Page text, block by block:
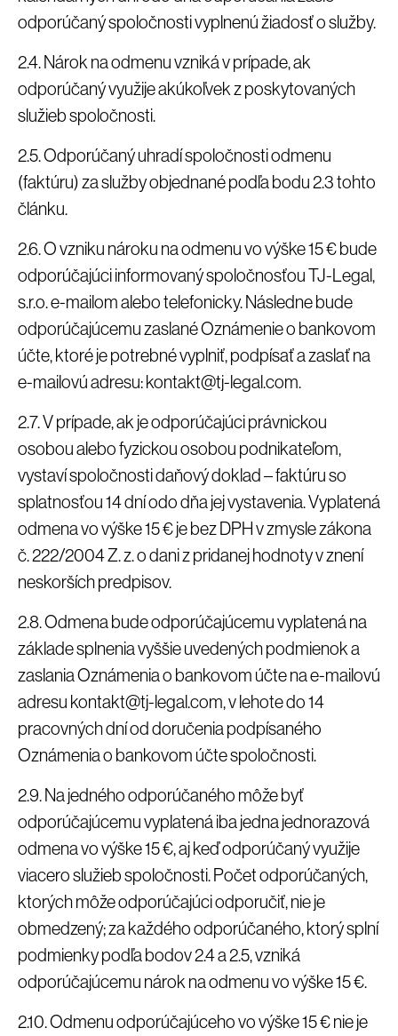
odporúčaný spoločnosti vyplnenú žiadosť o služby.
2.4. Nárok na odmenu vzniká v prípade, ak
odporúčaný využije akúkoľvek z poskytovaných
služieb spoločnosti.
2.5. Odporúčaný uhradí spoločnosti odmenu
(faktúru) za služby objednané podľa bodu 2.3 tohto
článku.
2.6. O vzniku nároku na odmenu vo výške 15 € bude
odporúčajúci informovaný spoločnosťou TJ-Legal,
s.r.o. e-mailom alebo telefonicky. Následne bude
odporúčajúcemu zaslané Oznámenie o bankovom
účte, ktoré je potrebné vyplniť, podpísať a zaslať na
e-mailovú adresu: kontakt@tj-legal.com.
2.7. V prípade, ak je odporúčajúci právnickou
osobou alebo fyzickou osobou podnikateľom,
vystaví spoločnosti daňový doklad – faktúru so
splatnosťou 14 dní odo dňa jej vystavenia. Vyplatená
odmena vo výške 15 € je bez DPH v zmysle zákona
č. 222/2004 Z. z. o dani z pridanej hodnoty v znení
neskorších predpisov.
2.8. Odmena bude odporúčajúcemu vyplatená na
základe splnenia vyššie uvedených podmienok a
zaslania Oznámenia o bankovom účte na e-mailovú
adresu kontakt@tj-legal.com, v lehote do 14
pracovných dní od doručenia podpísaného
Oznámenia o bankovom účte spoločnosti.
2.9. Na jedného odporúčaného môže byť
odporúčajúcemu vyplatená iba jedna jednorazová
odmena vo výške 15 €, aj keď odporúčaný využije
viacero služieb spoločnosti. Počet odporúčaných,
ktorých môže odporúčajúci odporučiť, nie je
obmedzený; za každého odporúčaného, ktorý splní
podmienky podľa bodov 2.4 a 2.5, vzniká
odporúčajúcemu nárok na odmenu vo výške 15 €.
2.10. Odmenu odporúčajúceho vo výške 15 € nie je